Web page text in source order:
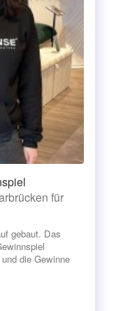
für
gebaut. Das
die Gewinne